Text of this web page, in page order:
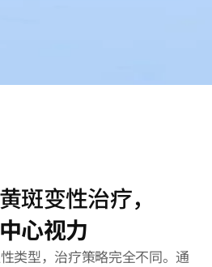
斑变性治疗，
心视力
类型，治疗策略完全不同。通